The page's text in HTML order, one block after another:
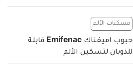
مسكنات الألم
حبوب اميفناك Emifenac قابلة
للذوبان لتسكين الألم